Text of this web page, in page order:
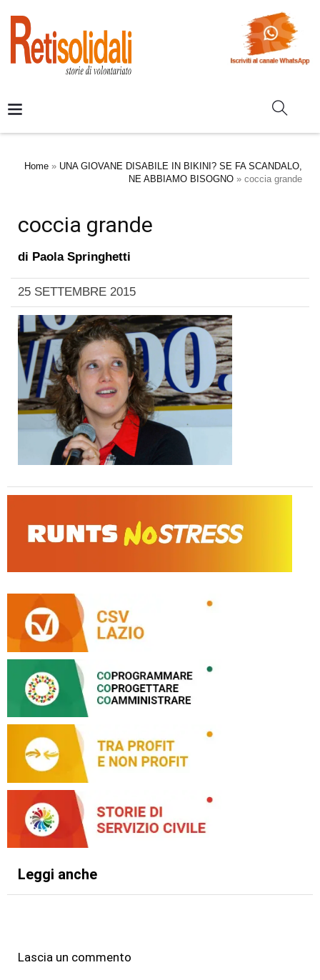
Home » UNA GIOVANE DISABILE IN BIKINI? SE FA SCANDALO,
NE ABBIAMO BISOGNO » coccia grande
coccia grande
di Paola Springhetti
25 SETTEMBRE 2015
Leggi anche
Lascia un commento